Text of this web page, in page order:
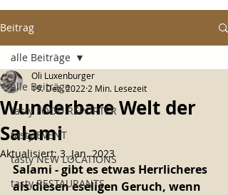
Beitrag
alle Beiträge
tasty FOOD REPORTER
tasty EVENT
tasty NEW LOCATIONS
tasty RESTAURANTS
alle Beiträge
Wunderbare Welt der
Salami
Oli Luxenburger
19. Dez. 2022 2 Min. Lesezeit
Aktualisiert:3. Jan. 2023
Salami - gibt es etwas Herrlicheres
als diesen eseligen Geruch, wenn